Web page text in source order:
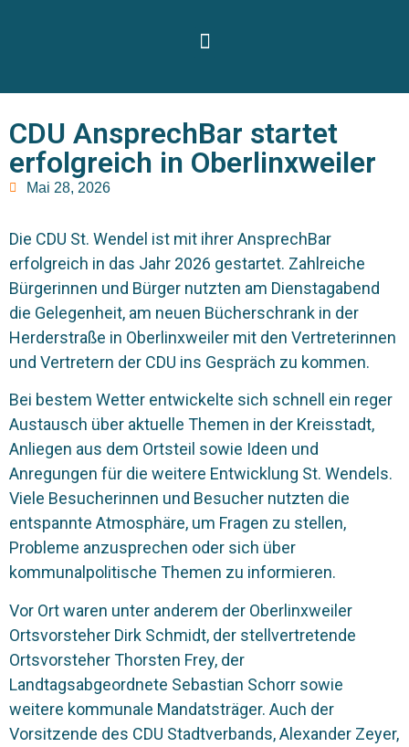
CDU AnsprechBar startet
erfolgreich in Oberlinxweiler
Mai 28, 2026
Die CDU St. Wendel ist mit ihrer AnsprechBar
erfolgreich in das Jahr 2026 gestartet. Zahlreiche
Bürgerinnen und Bürger nutzten am Dienstagabend
die Gelegenheit, am neuen Bücherschrank in der
Herderstraße in Oberlinxweiler mit den Vertreterinnen
und Vertretern der CDU ins Gespräch zu kommen.
Bei bestem Wetter entwickelte sich schnell ein reger
Austausch über aktuelle Themen in der Kreisstadt,
Anliegen aus dem Ortsteil sowie Ideen und
Anregungen für die weitere Entwicklung St. Wendels.
Viele Besucherinnen und Besucher nutzten die
entspannte Atmosphäre, um Fragen zu stellen,
Probleme anzusprechen oder sich über
kommunalpolitische Themen zu informieren.
Vor Ort waren unter anderem der Oberlinxweiler
Ortsvorsteher Dirk Schmidt, der stellvertretende
Ortsvorsteher Thorsten Frey, der
Landtagsabgeordnete Sebastian Schorr sowie
weitere kommunale Mandatsträger. Auch der
Vorsitzende des CDU Stadtverbands, Alexander Zeyer,